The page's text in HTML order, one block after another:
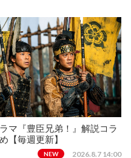
マ『豊臣兄弟！』解説コラ
【毎週更新】
NEW 2026.8.7 14:00